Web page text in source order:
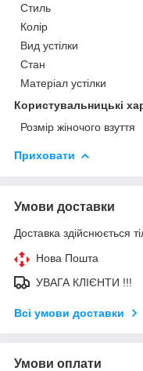
Стиль
Колір
Вид устілки
Стан
Матеріал устілки
Користувальницькі
Розмір жіночого взуття
Приховати
Умови доставки
Доставка здійснюється
Нова Пошта
УВАГА КЛІЄНТИ !!!
Всі умови доставки
Умови оплати